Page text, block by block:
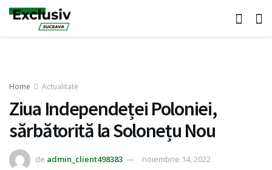
Home Actualitate
Ziua Independeței Poloniei,
sărbătorită la Solonețu Nou
de admin_client498383
noiembrie 14, 2022